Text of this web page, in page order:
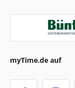
myTime.de auf